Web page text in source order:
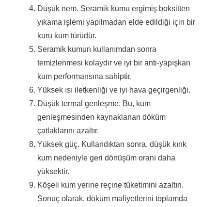
Düşük nem. Seramik kumu ergimiş boksitten
yıkama işlemi yapılmadan elde edildiği için bir
kuru kum türüdür.
Seramik kumun kullanımdan sonra
temizlenmesi kolaydır ve iyi bir anti-yapışkan
kum performansına sahiptir.
Yüksek ısı iletkenliği ve iyi hava geçirgenliği.
Düşük termal genleşme. Bu, kum
genleşmesinden kaynaklanan döküm
çatlaklarını azaltır.
Yüksek güç. Kullandıktan sonra, düşük kırık
kum nedeniyle geri dönüşüm oranı daha
yüksektir.
Köşeli kum yerine reçine tüketimini azaltın.
Sonuç olarak, döküm maliyetlerini toplamda